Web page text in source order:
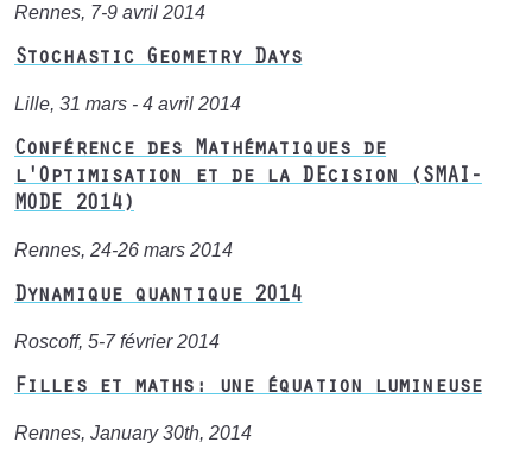
Rennes, 7-9 avril 2014
Stochastic Geometry Days
Lille, 31 mars - 4 avril 2014
Conférence des Mathématiques de
l'Optimisation et de la DEcision (SMAI-
MODE 2014)
Rennes, 24-26 mars 2014
Dynamique quantique 2014
Roscoff, 5-7 février 2014
Filles et maths: une équation lumineuse
Rennes, January 30th, 2014